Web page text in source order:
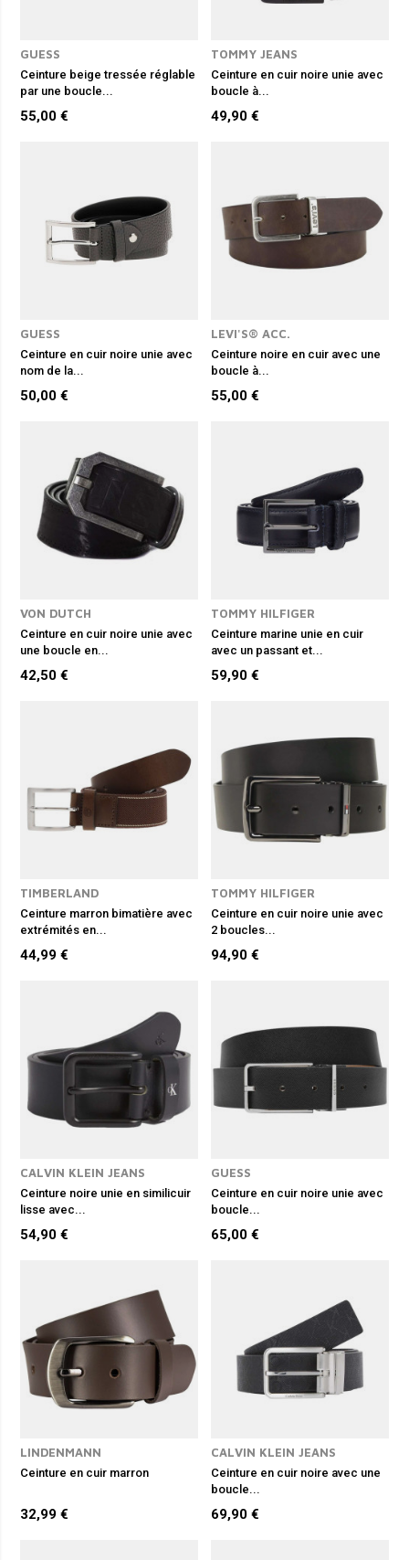
GUESS
Ceinture beige tressée réglable
par une boucle...
55,00 €
TOMMY JEANS
Ceinture en cuir noire unie avec
boucle à...
49,90 €
GUESS
Ceinture en cuir noire unie avec
nom de la...
50,00 €
LEVI'S® ACC.
Ceinture noire en cuir avec une
boucle à...
55,00 €
VON DUTCH
Ceinture en cuir noire unie avec
une boucle en...
42,50 €
TOMMY HILFIGER
Ceinture marine unie en cuir
avec un passant et...
59,90 €
TIMBERLAND
Ceinture marron bimatière avec
extrémités en...
44,99 €
TOMMY HILFIGER
Ceinture en cuir noire unie avec
2 boucles...
94,90 €
CALVIN KLEIN JEANS
Ceinture noire unie en similicuir
lisse avec...
54,90 €
GUESS
Ceinture en cuir noire unie avec
boucle...
65,00 €
LINDENMANN
Ceinture en cuir marron
32,99 €
CALVIN KLEIN JEANS
Ceinture en cuir noire avec une
boucle...
69,90 €